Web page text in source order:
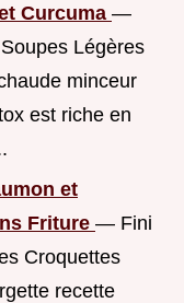
Curcuma —
Légères
minceur
est riche en
et
Friture — Fini
Croquettes
recette